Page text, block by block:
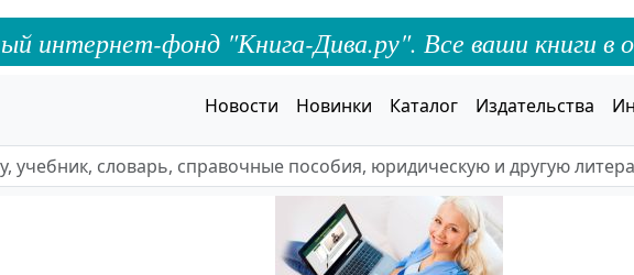
интернет-фонд "Книга-Дива.ру". Все ваши книги в
Новости Новинки Каталог Издательства